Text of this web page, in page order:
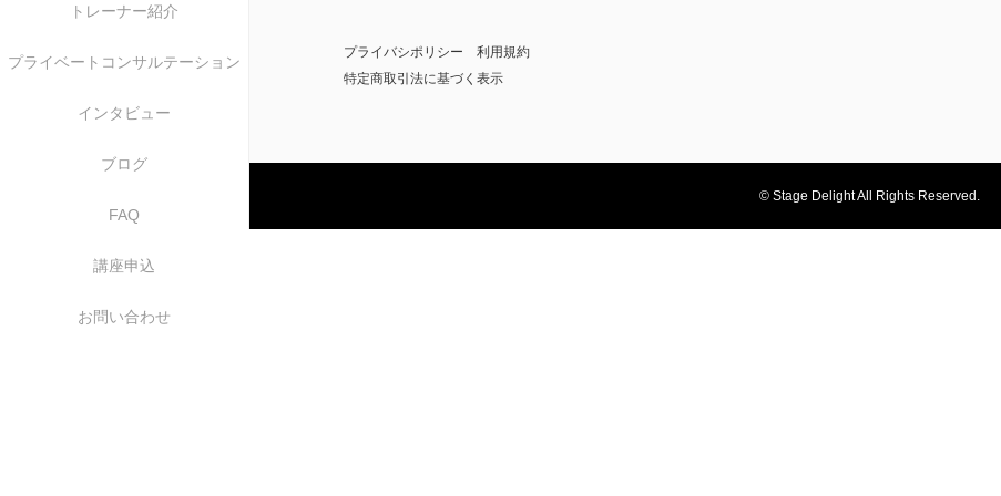
トレーナー紹介
プライベートコンサルテーション
インタビュー
ブログ
FAQ
講座申込
お問い合わせ
プライバシポリシー
利用規約
特定商取引法に基づく表示
© Stage Delight All Rights Reserved.